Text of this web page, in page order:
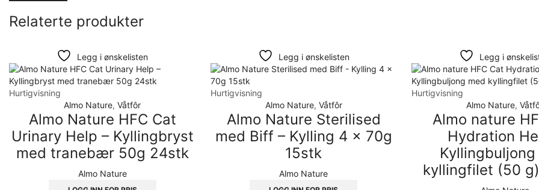
Relaterte produkter
Legg i ønskelisten
Hurtigvisning
Almo Nature,Våtfôr
Almo Nature HFC Cat
Urinary Help – Kyllingbryst
med tranebær 50g 24stk
Almo Nature
Legg i ønskelisten
Hurtigvisning
Almo Nature, Våtfôr
Almo Nature Sterilised
med Biff – Kylling 4 x 70g
15stk
Almo Nature
Legg i
Hurtigvisning
Almo Nature,
Almo nature
Hydration
Kyllingbuljong
kyllingfilet (50